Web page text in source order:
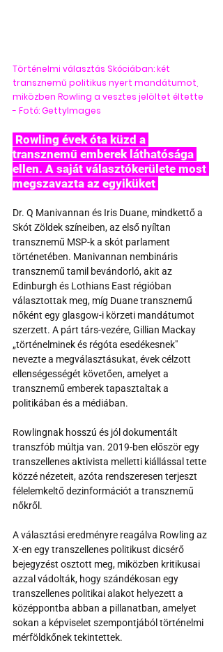
Történelmi választás Skóciában: két
transznemű politikus nyert mandátumot,
miközben Rowling a vesztes jelöltet éltette
- Fotó: GettyImages
transznemű emberek láthatósága
ellen. A saját választókerülete most
megszavazta az egyiküket
Dr. Q Manivannan és Iris Duane, mindkettő a
Skót Zöldek színeiben, az első nyíltan
transznemű MSP-k a skót parlament
történetében. Manivannan nembináris
transznemű tamil bevándorló, akit az
Edinburgh és Lothians East régióban
választottak meg, míg Duane transznemű
nőként egy glasgow-i körzeti mandátumot
szerzett. A párt társ-vezére, Gillian Mackay
„történelminek és régóta esedékesnek"
nevezte a megválasztásukat, évek célzott
ellenségességét követően, amelyet a
transznemű emberek tapasztaltak a
politikában és a médiában.
Rowlingnak hosszú és jól dokumentált
transzfób múltja van. 2019-ben először egy
transzellenes aktivista melletti kiállással tette
közzé nézeteit, azóta rendszeresen terjeszt
félelemkeltő dezinformációt a transznemű
nőkről.
A választási eredményre reagálva Rowling az
X-en egy transzellenes politikust dicsérő
bejegyzést osztott meg, miközben kritikusai
azzal vádolták, hogy szándékosan egy
transzellenes politikai alakot helyezett a
középpontba abban a pillanatban, amelyet
sokan a képviselet szempontjából történelmi
mérföldkőnek tekintettek.